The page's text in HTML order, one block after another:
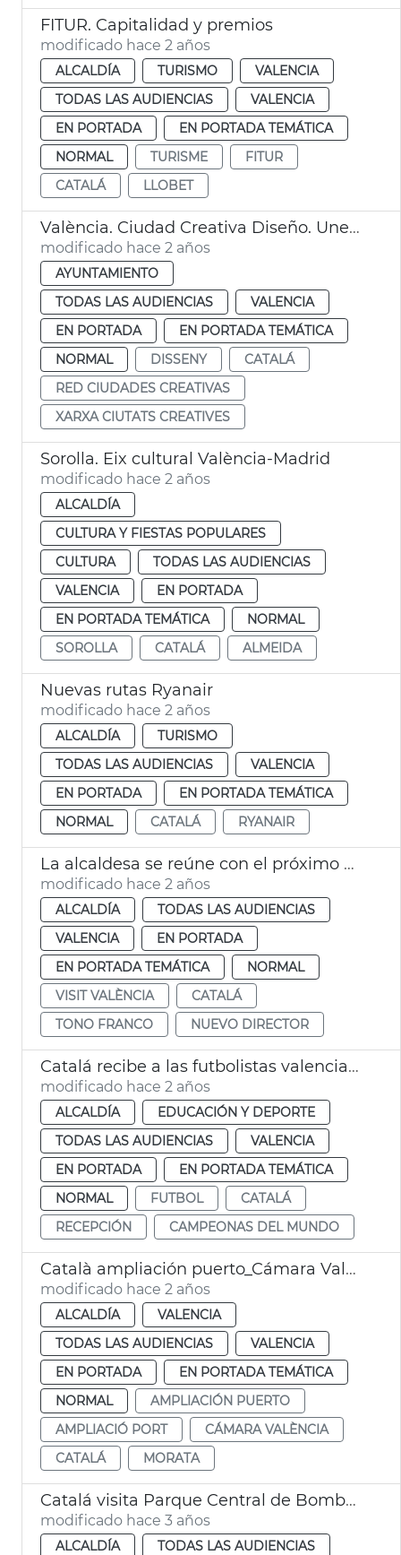
FITUR. Capitalidad y premios
modificado hace 2 años
ALCALDÍA TURISMO
VALENCIA
TODAS LAS AUDIENCIAS
VALENCIA
EN PORTADA
EN PORTADA TEMÁTICA
NORMAL
TURISME
FITUR
CATALÁ
LLOBET
València. Ciudad Creativa Diseño. Unesco
modificado hace 2 años
AYUNTAMIENTO
TODAS LAS AUDIENCIAS
VALENCIA
EN PORTADA
EN PORTADA TEMÁTICA
NORMAL
DISSENY
CATALÁ
RED CIUDADES CREATIVAS
XARXA CIUTATS CREATIVES
Sorolla. Eix cultural València-Madrid
modificado hace 2 años
ALCALDÍA
CULTURA Y FIESTAS POPULARES
CULTURA
TODAS LAS AUDIENCIAS
VALENCIA
EN PORTADA
EN PORTADA TEMÁTICA
NORMAL
SOROLLA
CATALÁ ALMEIDA
Nuevas rutas Ryanair
modificado hace 2 años
ALCALDÍA
TURISMO
TODAS LAS AUDIENCIAS
VALENCIA
EN PORTADA
EN PORTADA TEMÁTICA
NORMAL
CATALÁ RYANAIR
La alcaldesa se reúne con el próximo director de Visit Valencia, Tono Franco
modificado hace 2 años
ALCALDÍA
TODAS LAS AUDIENCIAS
VALENCIA
EN PORTADA
EN PORTADA TEMÁTICA
NORMAL
VISIT VALÈNCIA
CATALÁ
TONO FRANCO
NUEVO DIRECTOR
Catalá recibe a las futbolistas valencianas campeonas del mundo
modificado hace 2 años
ALCALDÍA
EDUCACIÓN Y DEPORTE
TODAS LAS AUDIENCIAS
VALENCIA
EN PORTADA
EN PORTADA TEMÁTICA
NORMAL
FUTBOL
CATALÁ
RECEPCIÓN
CAMPEONAS DEL MUNDO
Català ampliación puerto_Cámara Valencia
modificado hace 2 años
ALCALDÍA
VALENCIA
TODAS LAS AUDIENCIAS
VALENCIA
EN PORTADA
EN PORTADA TEMÁTICA
NORMAL
AMPLIACIÓN PUERTO
AMPLIACIÓ PORT
CÁMARA VALÈNCIA
CATALÁ
MORATA
Catalá visita Parque Central de Bomberos
modificado hace 3 años
ALCALDÍA
TODAS LAS AUDIENCIAS